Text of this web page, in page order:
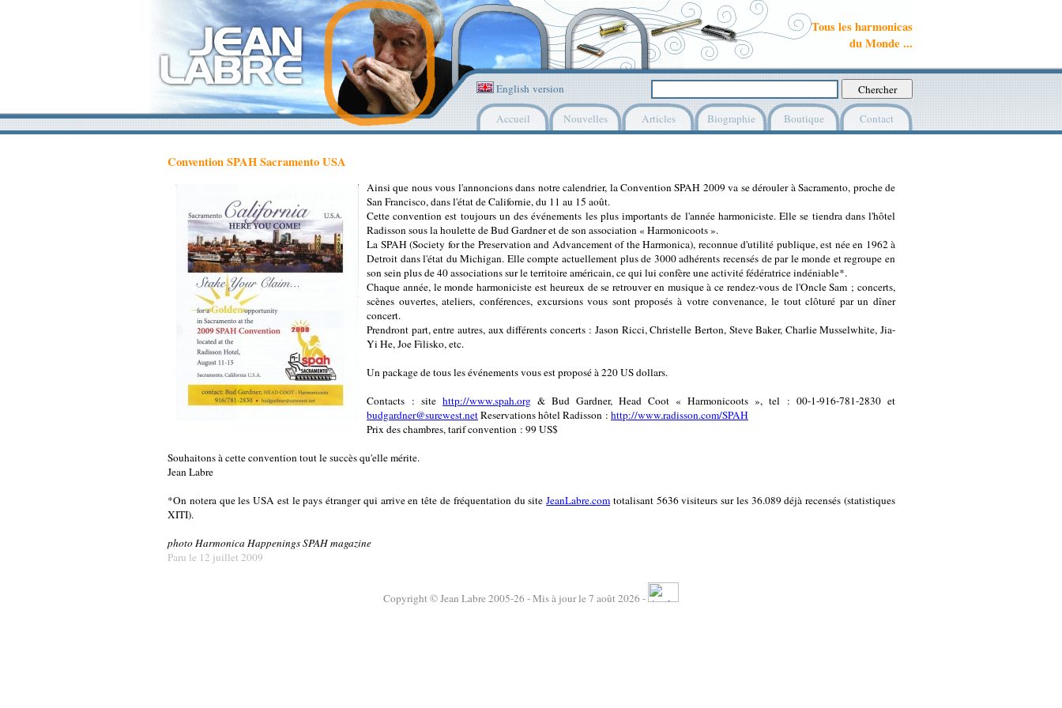
Tous les harmonicas
du Monde ...
English version
Accueil Nouvelles Articles Biographie Boutique Contact
Convention SPAH Sacramento USA
Ainsi que nous vous l'annoncions dans notre calendrier, la Convention SPAH 2009 va se dérouler à Sacramento, proche de
San Francisco, dans l'état de Californie, du 11 au 15 août.
Cette convention est toujours un des événements les plus importants de l'année harmoniciste. Elle se tiendra dans l'hôtel
Radisson sous la houlette de Bud Gardner et de son association « Harmonicoots ».
La SPAH (Society for the Preservation and Advancement of the Harmonica), reconnue d'utilité publique, est née en 1962 à
Detroit dans l'état du Michigan. Elle compte actuellement plus de 3000 adhérents recensés de par le monde et regroupe en
son sein plus de 40 associations sur le territoire américain, ce qui lui confère une activité fédératrice indéniable*.
Chaque année, le monde harmoniciste est heureux de se retrouver en musique à ce rendez-vous de l'Oncle Sam ; concerts,
scènes ouvertes, ateliers, conférences, excursions vous sont proposés à votre convenance, le tout clôturé par un dîner
concert.
Prendront part, entre autres, aux différents concerts : Jason Ricci, Christelle Berton, Steve Baker, Charlie Musselwhite, Jia-
Yi He, Joe Filisko, etc.
Un package de tous les événements vous est proposé à 220 US dollars.
Contacts : site http://www.spah.org & Bud Gardner, Head Coot « Harmonicoots », tel : 00-1-916-781-2830 et
budgardner@surewest.netReservations hôtel Radisson : http://www.radisson.com/SPAH
Prix des chambres, tarif convention : 99 US$
Souhaitons à cette convention tout le succès qu'elle mérite.
Jean Labre
*On notera que les USA est le pays étranger qui arrive en tête de fréquentation du siteJeanLabre.com totalisant 5636 visiteurs sur les 36.089 déjà recensés (statistiques
XITI).
photo Harmonica Happenings SPAH magazine
Paru le 12 juillet 2009
Copyright © Jean Labre 2005-26 - Mis à jour le 7 août 2026 -